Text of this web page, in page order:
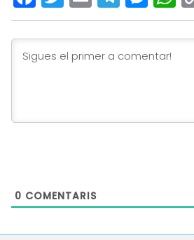
0 COMENTARIS